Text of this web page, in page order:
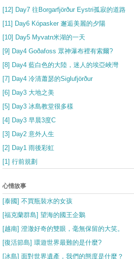
[12] Day7 往Borgarfjörður Eystri孤寂的道路
[11] Day6 Kópasker 邂逅美麗的夕陽
[10] Day5 Myvatn米湖的一天
[9] Day4 Goðafoss 眾神瀑布裡有索爾?
[8] Day4 藍白色的大陸，迷人的埃亞峽灣
[7] Day4 冷清蕭瑟的Siglufjörður
[6] Day3 大地之美
[5] Day3 冰島教堂很多樣
[4] Day3 早晨3度C
[3] Day2 意外人生
[2] Day1 雨後彩虹
[1] 行前規劃
心情故事
[泰國] 不買瓶裝水的女孩
[福克蘭群島] 望海的國王企鵝
[越南] 澄澈好奇的雙眼，毫無保留的大笑。
[復活節島] 環遊世界最難的是什麼?
[冰島] 面對世界遺產，我們的態度是什麼？